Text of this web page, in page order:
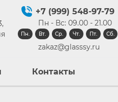
+7 (999) 548-97-79
Пн - Вс: 09.00 - 21.00
Пн. Вт. Ср. Чт. Пт. Сб.
zakaz@glasssy.ru
Контакты